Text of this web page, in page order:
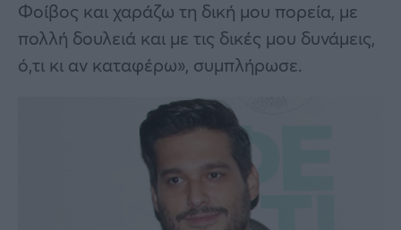
Φοίβος και χαράζω τη δική μου πορεία, με
πολλή δουλειά και με τις δικές μου δυνάμεις,
ό,τι κι αν καταφέρω», συμπλήρωσε.